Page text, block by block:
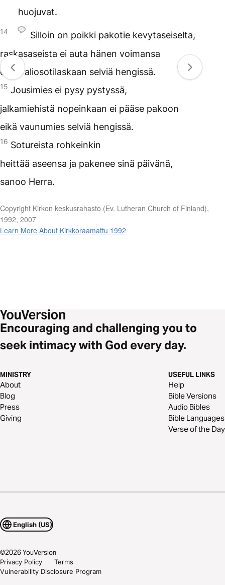
huojuvat.
14
Silloin on poikki pakotie kevytaseiselta,
raskasaseista ei auta hänen voimansa
eikä valiosotilaskaan selviä hengissä.
15 Jousimies ei pysy pystyssä,
jalkamiehistä nopeinkaan ei pääse pakoon
eikä vaunumies selviä hengissä.
16 Sotureista rohkeinkin
heittää aseensa ja pakenee sinä päivänä,
sanoo Herra.
Copyright Kirkon keskusrahasto (Ev. Lutheran Church of Finland),
1992, 2007
Learn More About Kirkkoraamattu 1992
Encouraging and challenging you to
seek intimacy with God every day.
MINISTRY
About
Blog
Press
Giving
USEFUL LINKS
Help
Bible Versions
Audio Bibles
Bible Languages
Verse of the Day
English (US)
©2026YouVersion
Privacy Policy
Terms
Vulnerability Disclosure Program